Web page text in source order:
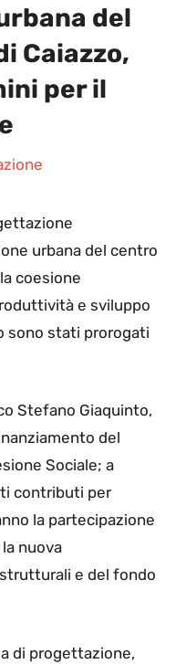
del
Caiazzo,
per il
urbana del centro
coesione
e sviluppo
sono stati prorogati
Stefano Giaquinto,
del
Sociale; a
contributi per
la partecipazione
nuova
e del fondo
di progettazione,